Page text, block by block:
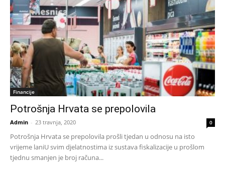
Financije
Potrošnja Hrvata se prepolovila
Admin - 23 travnja, 2020 0
Potrošnja Hrvata se prepolovila prošli tjedan u odnosu na isto
vrijeme laniU svim djelatnostima iz sustava fiskalizacije u prošlom
tjednu smanjen je broj računa...